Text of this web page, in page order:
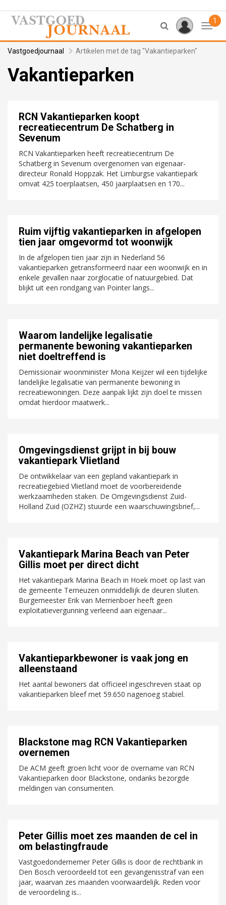
1
Vastgoedjournaal Artikelen met de tag "Vakantieparken"
Vakantieparken
RCN Vakantieparken koopt
recreatiecentrum De Schatberg in
Sevenum
RCN Vakantieparken heeft recreatiecentrum De
Schatberg in Sevenum overgenomen van eigenaar-
directeur Ronald Hoppzak. Het Limburgse vakantiepark
omvat 425 toerplaatsen, 450 jaarplaatsen en 170...
Ruim vijftig vakantieparken in afgelopen
tien jaar omgevormd tot woonwijk
In de afgelopen tien jaar zijn in Nederland 56
vakantieparken getransformeerd naar een woonwijk en in
enkele gevallen naar zorglocatie of natuurgebied. Dat
blijkt uit een rondgang van Pointer langs...
Waarom landelijke legalisatie
permanente bewoning vakantieparken
niet doeltreffend is
Demissionair woonminister Mona Keijzer wil een tijdelijke
landelijke legalisatie van permanente bewoning in
recreatiewoningen. Deze aanpak lijkt zijn doel te missen
omdat hierdoor maatwerk...
Omgevingsdienst grijpt in bij bouw
vakantiepark Vlietland
De ontwikkelaar van een gepland vakantiepark in
recreatiegebied Vlietland moet de voorbereidende
werkzaamheden staken. De Omgevingsdienst Zuid-
Holland Zuid (OZHZ) stuurde een waarschuwingsbrief,...
Vakantiepark Marina Beach van Peter
Gillis moet per direct dicht
Het vakantiepark Marina Beach in Hoek moet op last van
de gemeente Terneuzen onmiddellijk de deuren sluiten.
Burgemeester Erik van Merrienboer heeft geen
exploitatievergunning verleend aan eigenaar...
Vakantieparkbewoner is vaak jong en
alleenstaand
Het aantal bewoners dat officieel ingeschreven staat op
vakantieparken bleef met 59.650 nagenoeg stabiel.
Blackstone mag RCN Vakantieparken
overnemen
De ACM geeft groen licht voor de overname van RCN
Vakantieparken door Blackstone, ondanks bezorgde
meldingen van consumenten.
Peter Gillis moet zes maanden de cel in
om belastingfraude
Vastgoedondernemer Peter Gillis is door de rechtbank in
Den Bosch veroordeeld tot een gevangenisstraf van een
jaar, waarvan zes maanden voorwaardelijk. Reden voor
de veroordeling is...